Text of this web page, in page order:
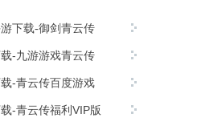
下载-御剑青云传
-九游游戏青云传
-青云传百度游戏
-青云传福利VIP版